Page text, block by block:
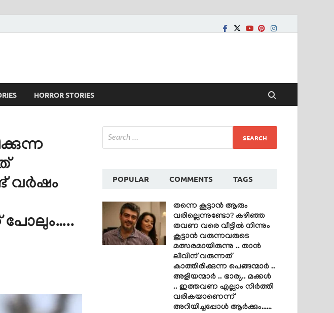
HORROR STORIES
വർഷം
പോലും…..
POPULAR COMMENTS TAGS
തന്നെ കൂട്ടാൻ ആരും
വരില്ലെന്നുണ്ടോ? കഴിഞ്ഞ
തവണ വരെ വീട്ടിൽ നിന്നും
കൂട്ടാൻ വരുന്നവരുടെ
മത്സരമായിരുന്നു .. താൻ
ലീവിന് വരുന്നത്
കാത്തിരിക്കുന്ന പെങ്ങന്മാർ ..
അളിയന്മാർ .. ഭാര്യ.. മക്കൾ
.. ഇത്തവണ എല്ലാം നിർത്തി
വരികയാണെന്ന്
അറിയിച്ചപ്പോൾ ആർക്കും……